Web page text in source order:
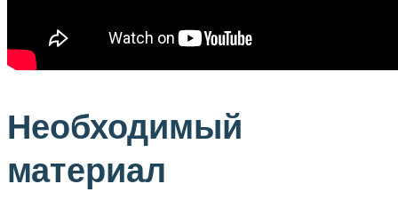
Необходимый
материал